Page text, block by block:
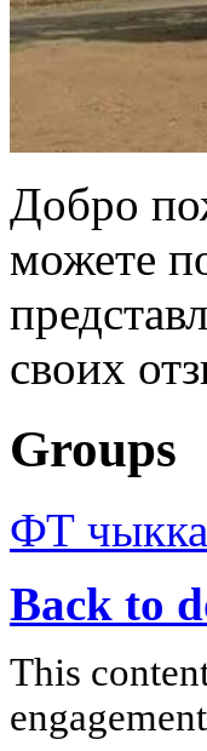
Добро
можете
своих
Groups
ФТ
Back to
This